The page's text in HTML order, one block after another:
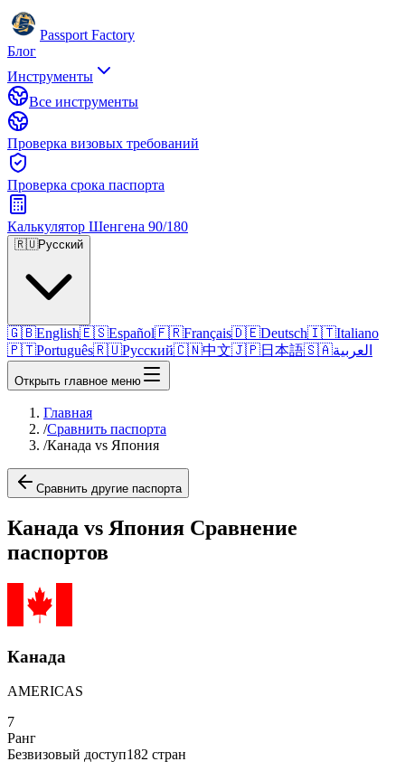
Passport Factory
Блог
Инструменты
Все инструменты
Проверка визовых требований
Проверка срока паспорта
Калькулятор Шенгена 90/180
🇷🇺Русский
🇬🇧English🇪🇸Español🇫🇷Français🇩🇪Deutsch🇮🇹Italiano
🇵🇹Português🇷🇺Русский🇨🇳中文🇯🇵日本語🇸🇦العربية
Открыть главное меню
Главная
/Сравнить паспорта
/Канада vs Япония
Сравнить другие паспорта
Канада vs Япония Сравнение
паспортов
Канада
AMERICAS
7
Ранг
Безвизовый доступ182 стран